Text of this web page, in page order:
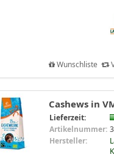
Wunschliste
Cashews in
Lieferzeit:
Artikelnummer:
Hersteller: